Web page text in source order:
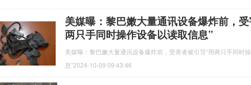
美媒曝：黎巴嫩大量通讯设备爆炸前，
两只手同时操作设备以读取信息”
美媒曝：黎巴嫩大量通讯设备爆炸前，受害者被引导“用两只手同时
息”2024-10-09 09:43:46